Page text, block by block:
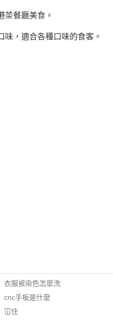
茶餐廳美食。
味，適合各種口味的食客。
衣服被染色怎麼洗
cnc手板是什麼
冚住